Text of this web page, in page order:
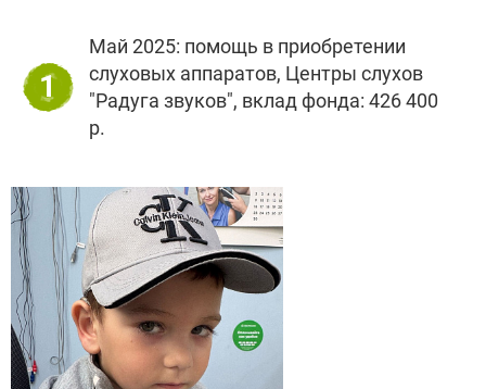
1
Май 2025: помощь в приобретении
слуховых аппаратов, Центры слухов
"Радуга звуков", вклад фонда: 426 400
р.